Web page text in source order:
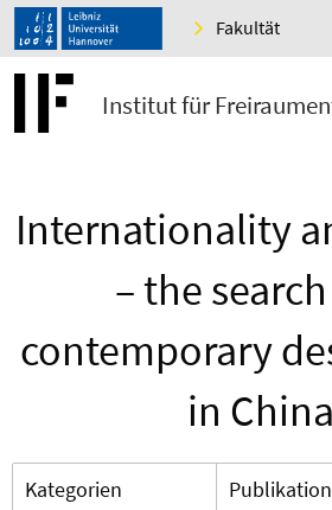
Fakultät
Institut für
Internationality
– the
contemporary
in
Kategorien